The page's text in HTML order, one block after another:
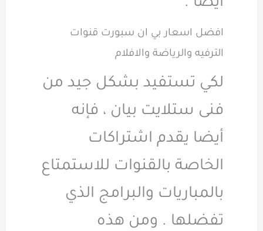
أيضا .
افضل اسعار بي ان سبورت قنوات
الترفيه والرياضة والافلام
لكي تستفيد بشكل جيد من
فنى ستلايت بيان ، فإنه
أيضا يقدم اشتراكات
الخاصة بالقنوات للاستمتاع
بالمباريات والبرامج الذي
تفضلها . ومن هذه